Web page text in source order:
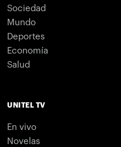
Sociedad
Mundo
Deportes
Economía
Salud
UNITEL TV
En vivo
Novelas